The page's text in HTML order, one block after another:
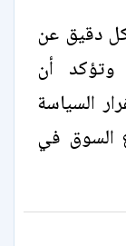
دقيق عن
وتؤكد أن
السياسة
السوق في